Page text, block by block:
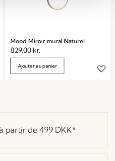
Mood Miroir mural Naturel
829,00 kr.
Ajouter au panier
partir de 499 DKK*